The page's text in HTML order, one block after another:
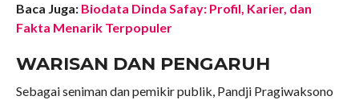
Baca Juga: Biodata Dinda Safay: Profil, Karier, dan
Fakta Menarik Terpopuler
WARISAN DAN PENGARUH
Sebagai seniman dan pemikir publik, Pandji Pragiwaksono